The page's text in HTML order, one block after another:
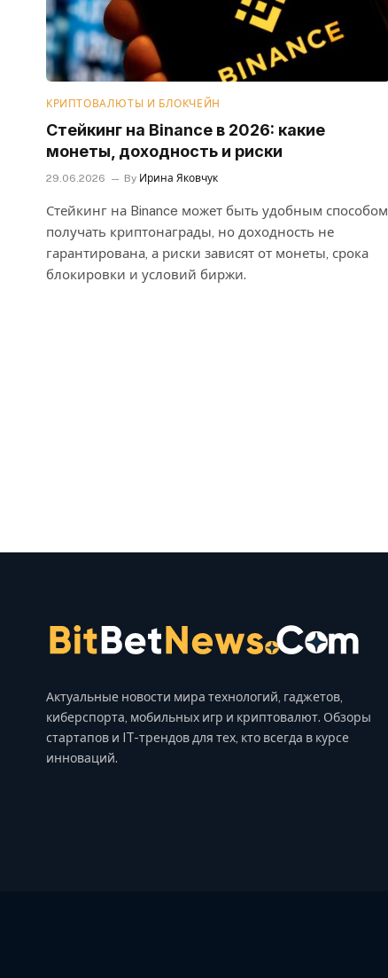
КРИПТОВАЛЮТЫ И БЛОКЧЕЙН
Стейкинг на Binance в 2026: какие
монеты, доходность и риски
29.06.2026 By Ирина Яковчук
Стейкинг на Binance может быть удобным способом
получать криптонаграды, но доходность не
гарантирована, а риски зависят от монеты, срока
блокировки и условий биржи.
Актуальные новости мира технологий, гаджетов,
киберспорта, мобильных игр и криптовалют. Обзоры
стартапов и IT-трендов для тех, кто всегда в курсе
инноваций.